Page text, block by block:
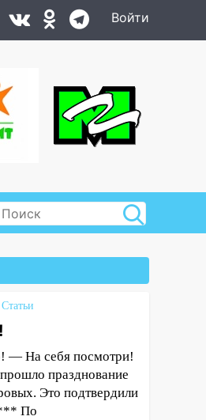
Войти
Статьи
— На себя посмотри!
празднование
Это подтвердили
По